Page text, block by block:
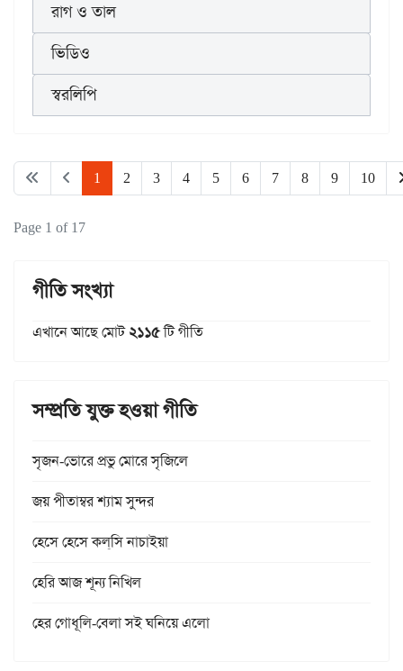
রাগ ও তাল
ভিডিও
স্বরলিপি
1 2 3 4 5 6 7 8 9 10
Page 1 of 17
গীতি সংখ্যা
এখানে আছে মোট২১১৫টি গীতি
সম্প্রতি যুক্ত হওয়া গীতি
সৃজন-ভোরে প্রভু মোরে সৃজিলে
জয় পীতাম্বর শ্যাম সুন্দর
হেসে হেসে কল্‌সি নাচাইয়া
হেরি আজ শূন্য নিখিল
হের গোধূলি-বেলা সই ঘনিয়ে এলো